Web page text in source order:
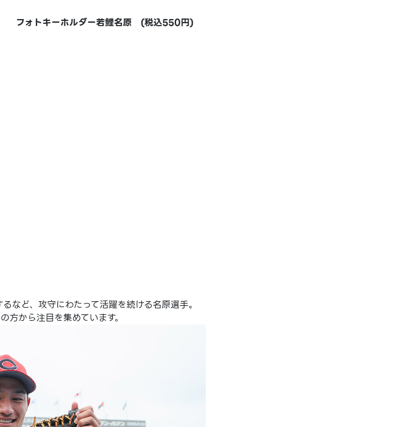
フォトキーホルダー若鯉名原 (税込550円)
など、攻守にわたって活躍を続ける名原選手。
方から注目を集めています。